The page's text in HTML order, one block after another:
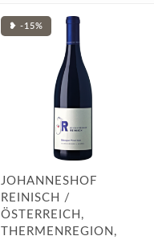
❥ -15%
JOHANNESHOF
REINISCH /
ÖSTERREICH,
THERMENREGION,